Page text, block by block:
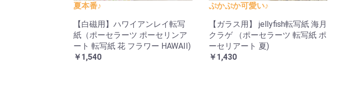
夏本番♪
【白磁用】ハワイアンレイ転写
紙（ポーセラーツ ポーセリンア
ート 転写紙 花 フラワー HAWAII)
￥1,540
ぷかぷか可愛い♪
【ガラス用】 jellyfish転写紙 海月
クラゲ （ポーセラーツ 転写紙 ポ
ーセリアート 夏)
￥1,430